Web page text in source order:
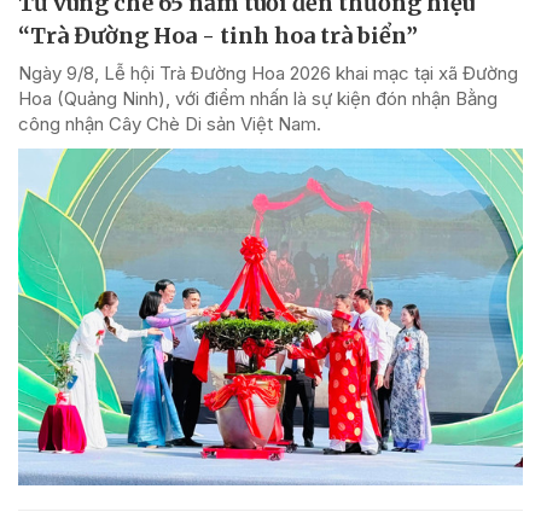
“Trà Đường Hoa - tinh hoa trà biển”
Ngày 9/8, Lễ hội Trà Đường Hoa 2026 khai mạc tại xã Đường
Hoa (Quảng Ninh), với điểm nhấn là sự kiện đón nhận Bằng
công nhận Cây Chè Di sản Việt Nam.